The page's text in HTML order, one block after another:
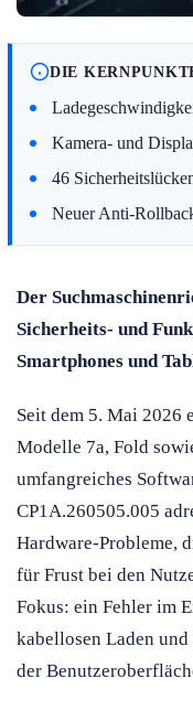
DIE
Kamera- und
46
Neuer Anti-
Der
Sicherheits- und
Smartphones und
Seit dem 5. Mai 2026
Modelle 7a, Fold
umfangreiches
CP1A.260505.005
Hardware-Probleme,
für Frust bei den
Fokus: ein Fehler im
kabellosen Laden
der